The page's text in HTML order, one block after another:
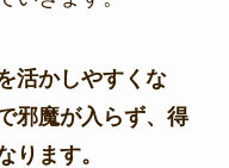
活かしやすくな
邪魔が入らず、得
ります。